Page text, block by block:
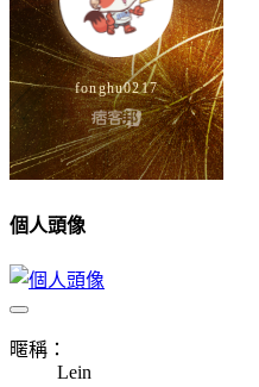
個人頭像
暱稱：
Lein